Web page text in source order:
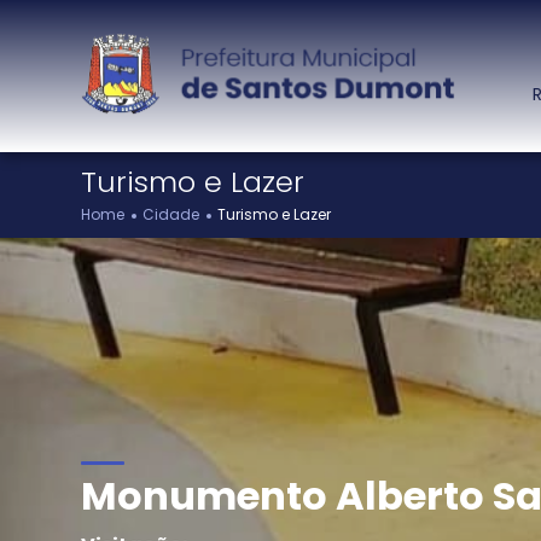
Cidade
Município
Histórico
Executivo
Projetos e Obras
Calendário de
Eventos
Calendário Municipal
Turismo e Lazer
Ações e programas
PMGIRS
Castramovel 01/2024
Turismo e Lazer
Home Cidade Turismo e Lazer
Monumento Alberto